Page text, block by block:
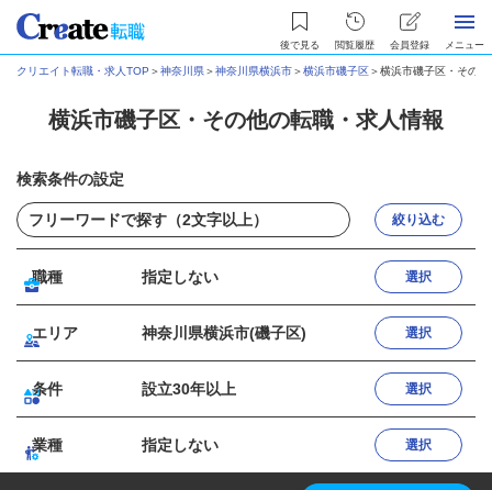
後で見る 閲覧履歴 会員登録 メニュー
クリエイト転職・求人TOP ＞神奈川県＞神奈川県横浜市＞横浜市磯子区＞横浜市磯子区・その
横浜市磯子区・その他の転職・求人情報
検索条件の設定
絞り込む
職種 指定しない 選択
エリア 神奈川県横浜市(磯子区) 選択
条件 設立30年以上 選択
業種 指定しない 選択